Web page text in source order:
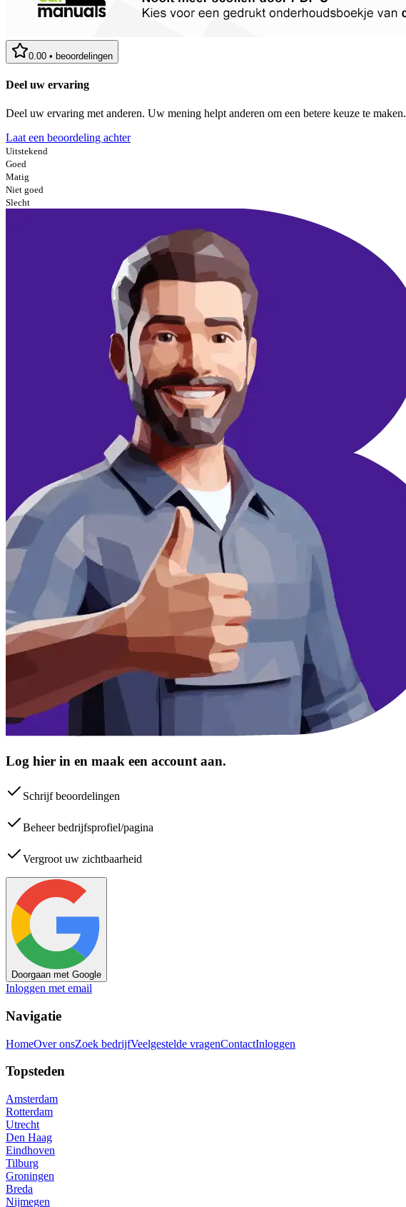
0.00 • beoordelingen
Deel uw ervaring
Deel uw ervaring met anderen. Uw mening helpt anderen om een betere keuze te maken.
Laat een beoordeling achter
Uitstekend
Goed
Matig
Niet goed
Slecht
Log hier in en maak een account aan.
Schrijf beoordelingen
Beheer bedrijfsprofiel/pagina
Vergroot uw zichtbaarheid
Doorgaan met Google
Inloggen met email
Navigatie
HomeOver onsZoek bedrijfVeelgestelde vragenContactInloggen
Topsteden
Amsterdam
Rotterdam
Utrecht
Den Haag
Eindhoven
Tilburg
Groningen
Breda
Nijmegen